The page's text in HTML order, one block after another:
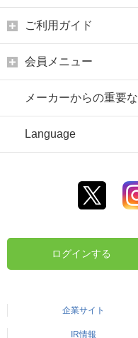
ご利用ガイド
会員メニュー
メーカーからの重要
Language
ログインする
企業サイト
IR情報